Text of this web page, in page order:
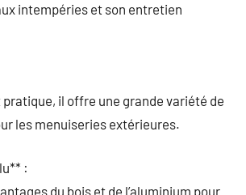
intempéries et son entretien
il offre une grande variété de
les menuiseries extérieures.
:
du bois et de l’aluminium pour